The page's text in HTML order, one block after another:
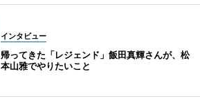
インタビュー
帰ってきた「レジェンド」飯田真輝さんが、松
本山雅でやりたいこと